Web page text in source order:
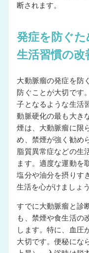
断されます。
発症を防ぐ
生活習慣の改
大動脈瘤の発症を防
防ぐことが大切です
子となるような生活
動脈硬化の最も大き
煙は、大動脈瘤に限
め、禁煙が強く勧め
脂質異常症などの生
ます。適度な運動を
塩分や油分を摂りす
生活を心がけましょう
すでに大動脈瘤と診
も、禁煙や食生活の
します。特に、血圧
大切です。便秘にな